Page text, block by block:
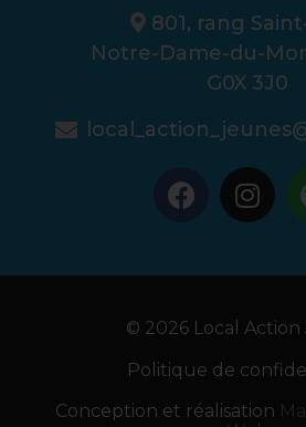
801, rang
Notre-Dame-du-
G0X 3J0
© 2026 Local Action
Politique de
Conception et réalisation